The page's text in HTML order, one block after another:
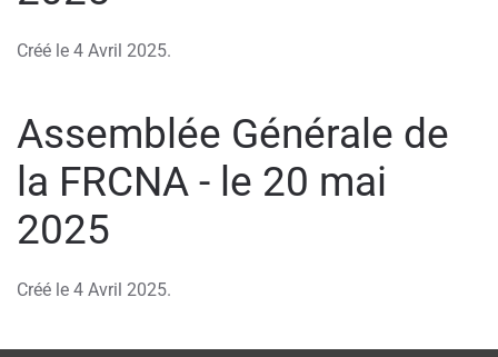
Créé le 4 Avril 2025.
Assemblée Générale de
la FRCNA - le 20 mai
2025
Créé le 4 Avril 2025.